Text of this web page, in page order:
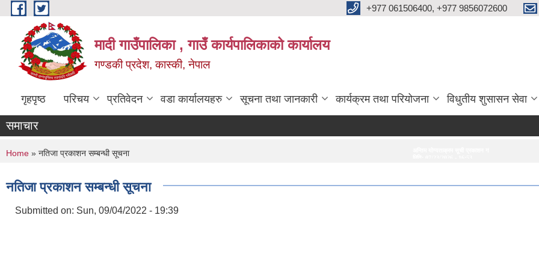
Skip to main content +977 061506400, +977 9856072600
मादी गाउँपालिका , गाउँ कार्यपालिकाको कार्यालय
गण्डकी प्रदेश, कास्की, नेपाल
गृहपृष्ठ परिचय प्रतिवेदन वडा कार्यालयहरु सूचना तथा जानकारी कार्यक्रम तथा परियोजना विधुतीय शुसासन सेवा
समाचार
You are here
Home » नतिजा प्रकाशन सम्बन्धी सूचना
नतिजा प्रकाशन सम्बन्धी सूचना
Submitted on: Sun, 09/04/2022 - 19:39